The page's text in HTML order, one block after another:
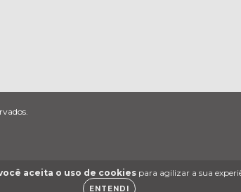
aceita o uso de cookiespara agilizar a sua
ENTENDI